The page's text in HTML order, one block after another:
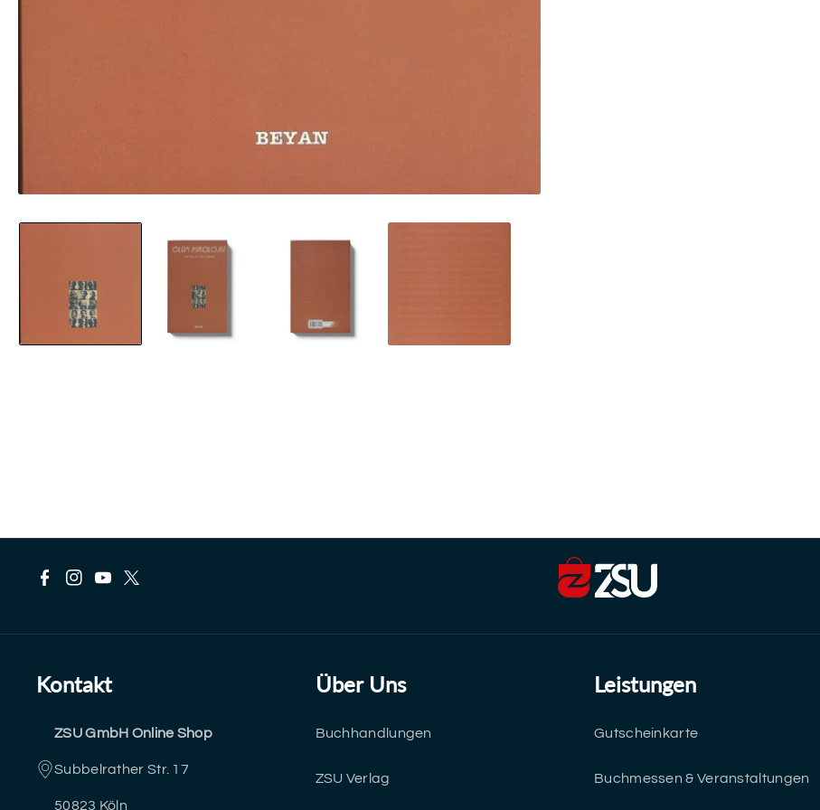
o
a
g
u
b
t
e
Kontakt
ZSU GmbH Online Shop
Subbelrather Str. 17
50823 Köln
Über Uns
Buchhandlungen
ZSU Verlag
Leistungen
Gutscheinkarte
Buchmessen & Veranstaltungen